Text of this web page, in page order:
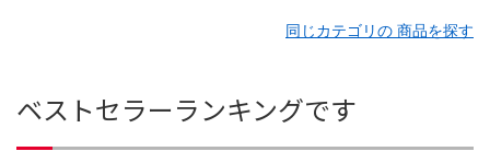
同じカテゴリの 商品を探す
ベストセラーランキングです